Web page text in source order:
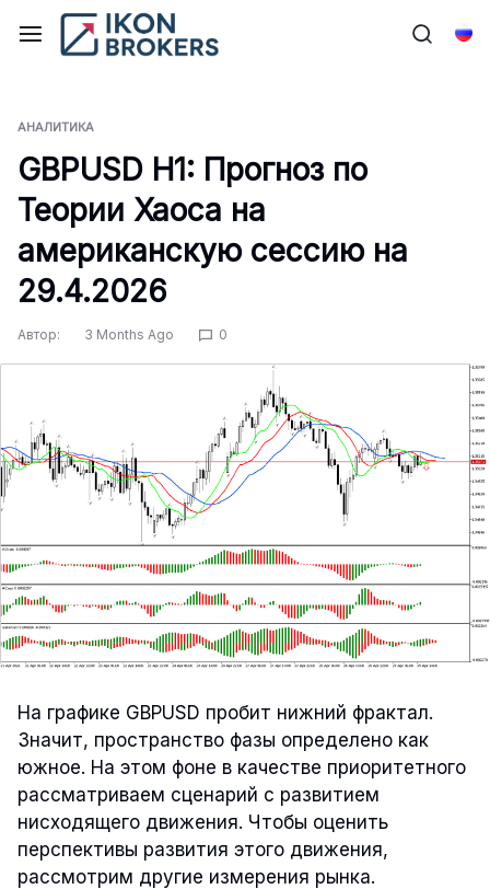
Перейти
АНАЛИТИКА
GBPUSD H1: Прогноз по
Теории Хаоса на
американскую сессию на
29.4.2026
Автор: 3 Months Ago 0
На графике GBPUSD пробит нижний фрактал.
Значит, пространство фазы определено как
южное. На этом фоне в качестве приоритетного
рассматриваем сценарий с развитием
нисходящего движения. Чтобы оценить
перспективы развития этого движения,
рассмотрим другие измерения рынка.